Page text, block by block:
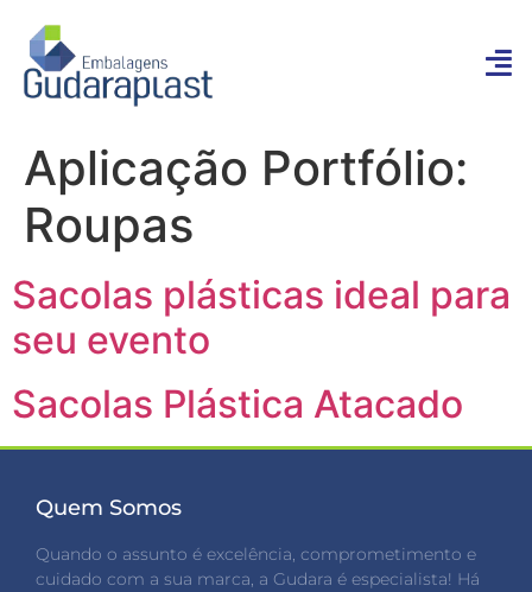
Aplicação Portfólio:
Roupas
Sacolas plásticas ideal para
seu evento
Sacolas Plástica Atacado
Quem Somos
Quando o assunto é excelência, comprometimento e
cuidado com a sua marca, a Gudara é especialista! Há